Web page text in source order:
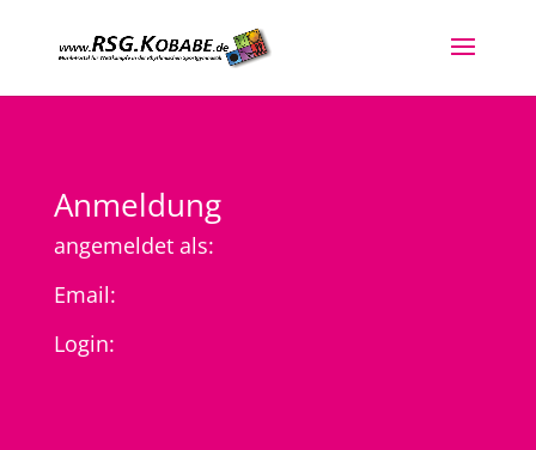
Anmeldung
angemeldet als:
Email:
Login: